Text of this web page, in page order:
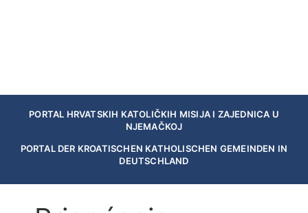
PORTAL HRVATSKIH KATOLIČKIH MISIJA I ZAJEDNICA U
NJEMAČKOJ
PORTAL DER KROATISCHEN KATHOLISCHEN GEMEINDEN IN
DEUTSCHLAND